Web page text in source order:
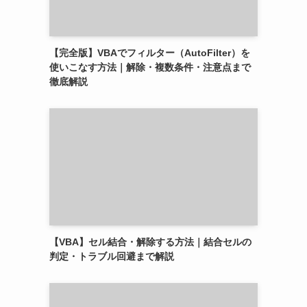
【完全版】VBAでフィルター（AutoFilter）を
使いこなす方法｜解除・複数条件・注意点まで
徹底解説
【VBA】セル結合・解除する方法｜結合セルの
判定・トラブル回避まで解説